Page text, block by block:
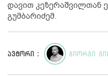
დავით კეზერაშვილთან
გუმბარიძემ.
ავტორი : გიორგი